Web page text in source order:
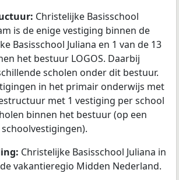
Christelijke Basisschool
is de enige vestiging binnen de
Basisschool Juliana en 1 van de 13
het bestuur LOGOS. Daarbij
scholen onder dit bestuur.
in het primair onderwijs met
met 1 vestiging per school
binnen het bestuur (op een
Christelijke Basisschool Juliana in
vakantieregio Midden Nederland.